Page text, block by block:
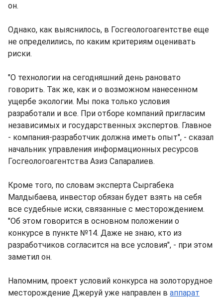
он.
Однако, как выяснилось, в Госгеологоагентстве еще
не определились, по каким критериям оценивать
риски.
"О технологии на сегодняшний день рановато
говорить. Так же, как и о возможном нанесенном
ущербе экологии. Мы пока только условия
разработали и все. При отборе компаний пригласим
независимых и государственных экспертов. Главное
- компания-разработчик должна иметь опыт", - сказал
начальник управления информационных ресурсов
Госгеологоагентства Азиз Сапаралиев.
Кроме того, по словам эксперта Сыргабека
Малдыбаева, инвестор обязан будет взять на себя
все судебные иски, связанные с месторождением.
"Об этом говорится в основном положении о
конкурсе в пункте №14. Даже не знаю, кто из
разработчиков согласится на все условия", - при этом
заметил он.
Напомним, проект условий конкурса на золоторудное
месторождение Джеруй уже направлен в аппарат